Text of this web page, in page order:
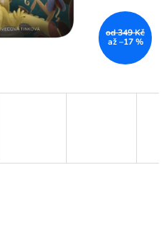
od 349 Kč
až –17 %